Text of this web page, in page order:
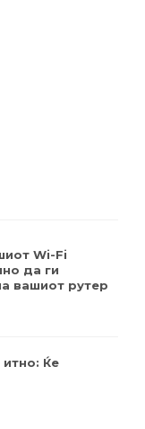
Wi-Fi
да ги
вашиот рутер
Ќе